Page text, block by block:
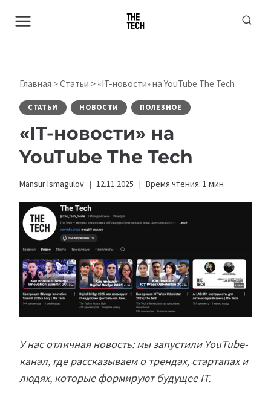
Главная >Статьи > «IT-новости» на YouTube The Tech
СТАТЬИ НОВОСТИ ПОЛЕЗНОЕ
«IT-новости» на
YouTube The Tech
Mansur Ismagulov 12.11.2025 Время чтения: 1 мин
У нас отличная новость: мы запустили YouTube-
канал, где рассказываем о трендах, стартапах и
людях, которые формируют будущее IT.